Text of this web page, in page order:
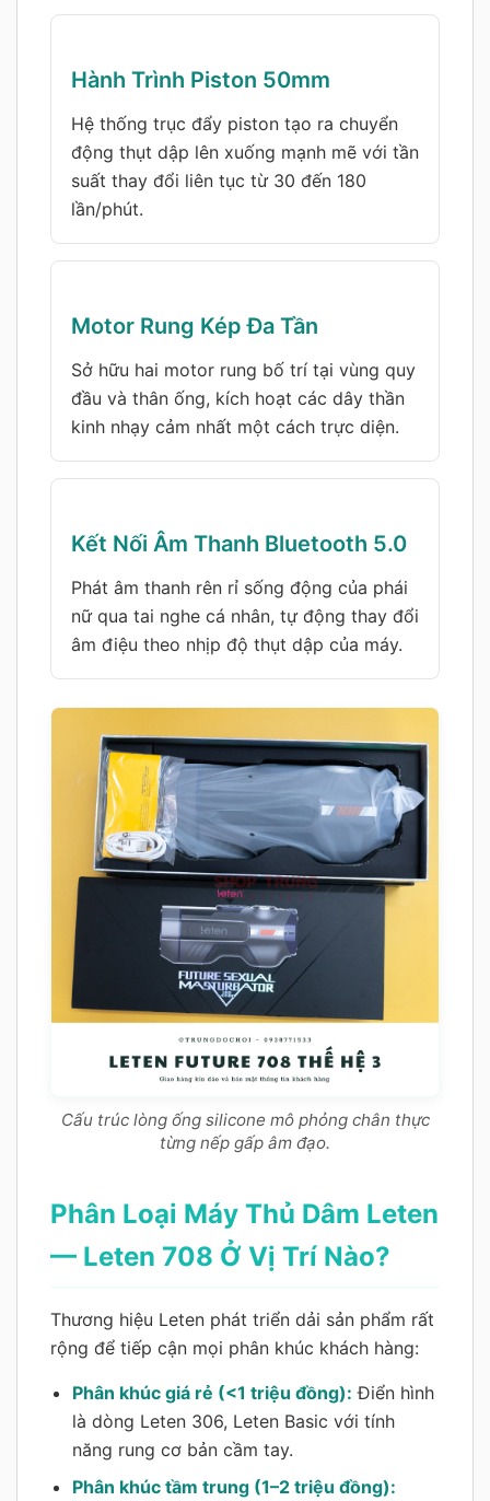
Hành Trình Piston 50mm
Hệ thống trục đẩy piston tạo ra chuyển
động thụt dập lên xuống mạnh mẽ với tần
suất thay đổi liên tục từ 30 đến 180
lần/phút.
Motor Rung Kép Đa Tần
Sở hữu hai motor rung bố trí tại vùng quy
đầu và thân ống, kích hoạt các dây thần
kinh nhạy cảm nhất một cách trực diện.
Kết Nối Âm Thanh Bluetooth 5.0
Phát âm thanh rên rỉ sống động của phái
nữ qua tai nghe cá nhân, tự động thay đổi
âm điệu theo nhịp độ thụt dập của máy.
Cấu trúc lòng ống silicone mô phỏng chân thực
từng nếp gấp âm đạo.
Phân Loại Máy Thủ Dâm Leten
— Leten 708 Ở Vị Trí Nào?
Thương hiệu Leten phát triển dải sản phẩm rất
rộng để tiếp cận mọi phân khúc khách hàng:
Phân khúc giá rẻ (<1 triệu đồng): Điển hình
là dòng Leten 306, Leten Basic với tính
năng rung cơ bản cầm tay.
Phân khúc tầm trung (1–2 triệu đồng):